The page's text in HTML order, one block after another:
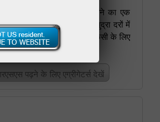
बाजारों के बारे में ताजा खबर पाने का एक
सभी वित्तीय प्लेटफार्मों पर मुद्रा दरों में
के रुझानों को देखते हुए हर किसी के लिए
पढ़ने के लिए एग्रीगेटर्स देखें